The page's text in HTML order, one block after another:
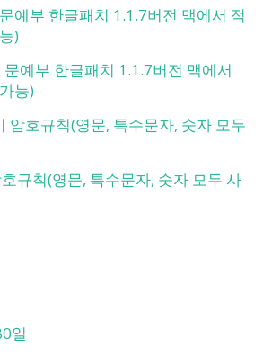
예부 한글패치 1.1.7버전 맥에서 적
)
문예부 한글패치 1.1.7버전 맥에서
능)
암호규칙(영문, 특수문자, 숫자 모두
규칙(영문, 특수문자, 숫자 모두 사
일